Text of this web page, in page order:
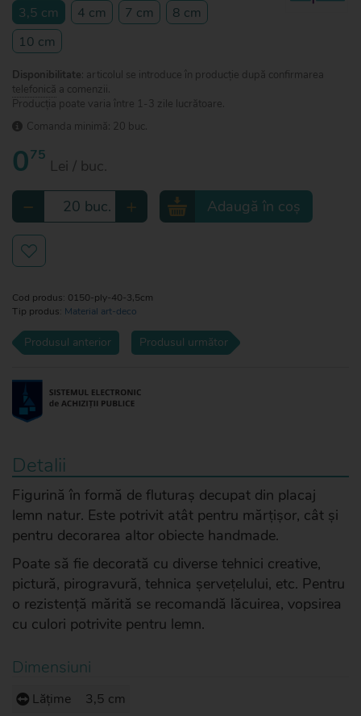
3,5 cm 4 cm 7 cm
8 cm
10 cm
Disponibilitate: articolul se introduce în producție după confirmarea
telefonică a comenzii.
Producția poate varia între 1-3 zile lucrătoare.
Comanda minimă: 20 buc.
075
Lei / buc.
− buc. + Adaugă în coș
Cod produs: 0150-ply-40-3,5cm
Tip produs: Material art-deco
Produsul anterior Produsul următor
Detalii
Figurină în formă de fluturaș decupat din placaj
lemn natur. Este potrivit atât pentru mărțișor, cât și
pentru decorarea altor obiecte handmade.
Poate să fie decorată cu diverse tehnici creative,
pictură, pirogravură, tehnica șervețelului, etc. Pentru
o rezistență mărită se recomandă lăcuirea, vopsirea
cu culori potrivite pentru lemn.
Dimensiuni
Lățime
3,5 cm